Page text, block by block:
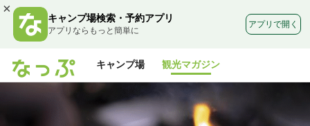
×
キャンプ場検索・予約アプリ
アプリならもっと簡単に
アプリで開く
キャンプ場 観光マガジン